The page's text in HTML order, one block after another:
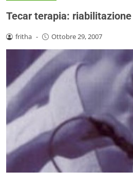
Tecar terapia:
fritha - Ottobre 29, 2007